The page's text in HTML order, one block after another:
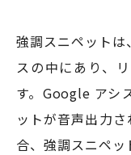
強調スニペット
スの中にあり、
す。Google アシ
ットが音声出力
合、強調スニペ